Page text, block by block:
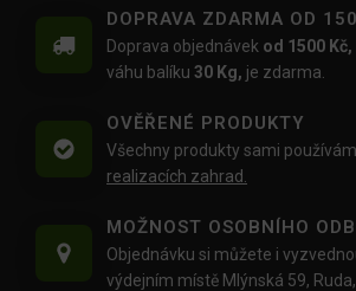
DOPRAVA ZDARMA OD
Doprava objednávek od 1500 Kč,
váhu balíku 30 Kg, je zdarma.
OVĚŘENÉ PRODUKTY
Všechny produkty sami
realizacích zahrad.
MOŽNOST OSOBNÍHO
Objednávku si můžete i
výdejním místě Mlýnská 59,